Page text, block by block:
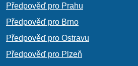
Předpověď pro Prahu
Předpověď pro Brno
Předpověď pro Ostravu
Předpověď pro Plzeň